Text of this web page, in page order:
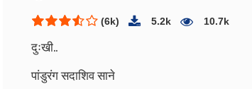
(6k) 5.2k 10.7k
दुःखी..
पांडुरंग सदाशिव साने